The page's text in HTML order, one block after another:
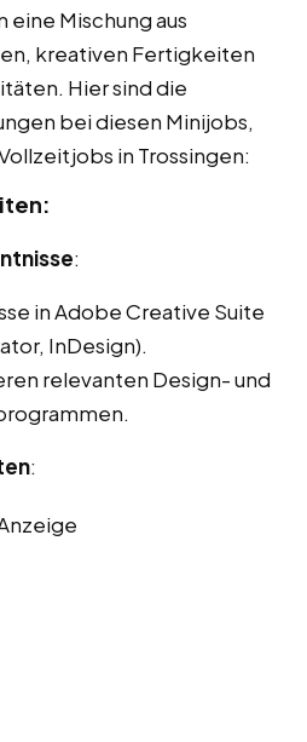
Mischung aus
kreativen Fertigkeiten
Hier sind die
bei diesen Minijobs,
in Trossingen:
:
in Adobe Creative Suite
InDesign).
relevanten Design- und
: